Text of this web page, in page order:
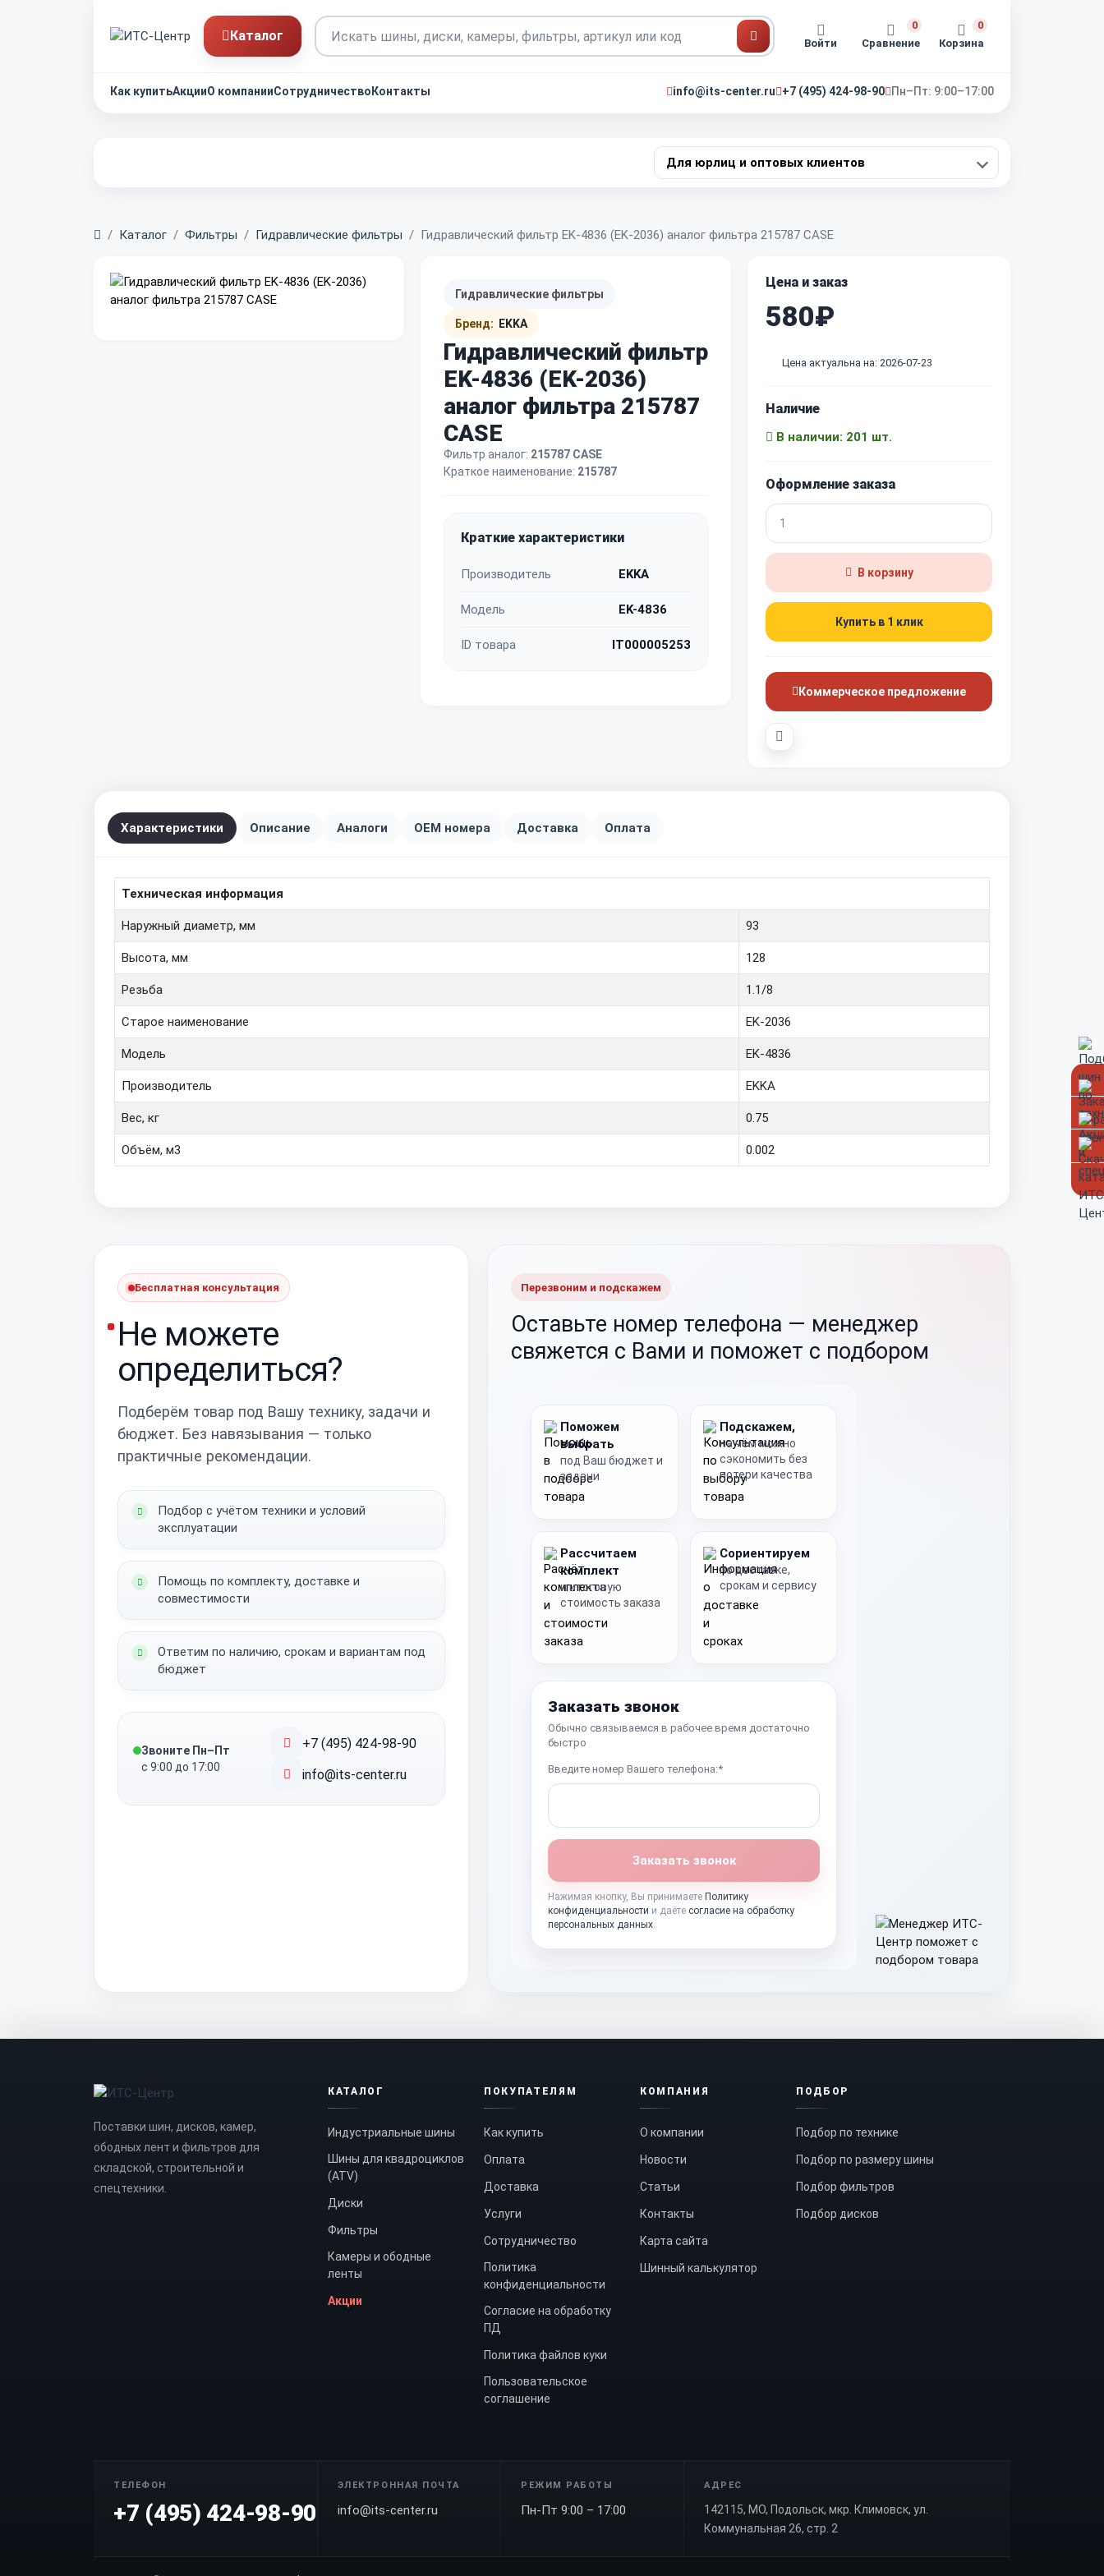
Каталог Войти Сравнение
0
Корзина
0
Как купитьАкцииО компанииСотрудничество Контакты info@its-center.ru +7 (495) 424-98-90 Пн–Пт: 9:00–17:00
Для юрлиц и оптовых клиентов
Главная
Каталог Фильтры Гидравлические фильтры Гидравлический фильтр EK-4836 (EK-2036) аналог фильтра 215787 CASE
Гидравлические фильтры
Бренд: EKKA
Гидравлический фильтр
EK-4836 (EK-2036)
аналог фильтра 215787
CASE
Фильтр аналог: 215787 CASE
Краткое наименование: 215787
Краткие характеристики
Производитель EKKA
Модель EK-4836
ID товара IT000005253
Цена и заказ
580₽
Цена актуальна на: 2026-07-23
Наличие
В наличии: 201 шт.
Оформление заказа
В корзину
Купить в 1 клик
Коммерческое предложение
Характеристики Описание Аналоги OEM номера Доставка Оплата
Техническая информация
Наружный диаметр, мм 93
Высота, мм 128
Резьба 1.1/8
Старое наименование EK-2036
Модель EK-4836
Производитель EKKA
Вес, кг 0.75
Объём, м3 0.002
Бесплатная консультация
Не можете
определиться?
Подберём товар под Вашу технику, задачи и
бюджет. Без навязывания — только
практичные рекомендации.
Подбор с учётом техники и условий
эксплуатации
Помощь по комплекту, доставке и
совместимости
Ответим по наличию, срокам и вариантам под
бюджет
Звоните Пн–Пт
с 9:00 до 17:00
+7 (495) 424-98-90
info@its-center.ru
Перезвоним и подскажем
Оставьте номер телефона — менеджер
свяжется с Вами и поможет с подбором
Поможем
выбрать
под Ваш бюджет и
задачи
Подскажем,
на чём можно
сэкономить без
потери качества
Рассчитаем
комплект
и итоговую
стоимость заказа
Сориентируем
по доставке,
срокам и сервису
Заказать звонок
Обычно связываемся в рабочее время достаточно
быстро
Введите номер Вашего телефона:*
Заказать звонок
Нажимая кнопку, Вы принимаете Политику
конфиденциальности и даёте согласие на обработку
персональных данных.
Поставки шин, дисков, камер,
ободных лент и фильтров для
складской, строительной и
спецтехники.
КАТАЛОГ
Индустриальные шины
Шины для квадроциклов
(ATV)
Диски
Фильтры
Камеры и ободные
ленты
Акции
ПОКУПАТЕЛЯМ
Как купить
Оплата
Доставка
Услуги
Сотрудничество
Политика
конфиденциальности
Согласие на обработку
ПД
Политика файлов куки
Пользовательское
соглашение
КОМПАНИЯ
О компании
Новости
Статьи
Контакты
Карта сайта
Шинный калькулятор
ПОДБОР
Подбор по технике
Подбор по размеру шины
Подбор фильтров
Подбор дисков
ТЕЛЕФОН
+7 (495) 424-98-90
ЭЛЕКТРОННАЯ ПОЧТА
info@its-center.ru
РЕЖИМ РАБОТЫ
Пн-Пт 9:00 – 17:00
АДРЕС
142115, МО, Подольск, мкр. Климовск, ул.
Коммунальная 26, стр. 2